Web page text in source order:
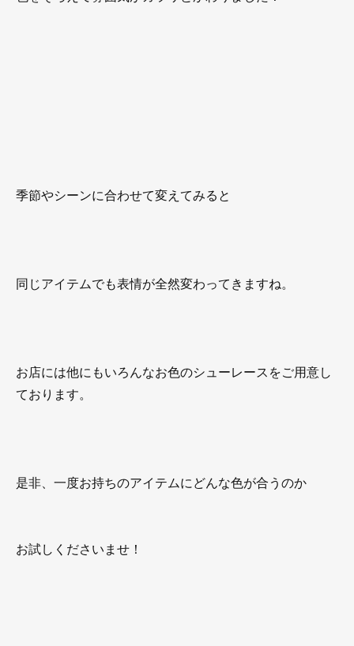
季節やシーンに合わせて変えてみると
同じアイテムでも表情が全然変わってきますね。
お店には他にもいろんなお色のシューレースをご用意し
ております。
是非、一度お持ちのアイテムにどんな色が合うのか
お試しくださいませ！